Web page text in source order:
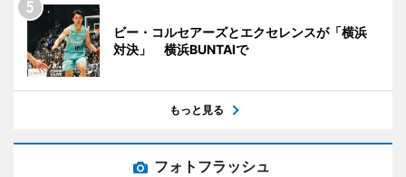
ビー・コルセアーズとエクセレンスが「横浜
対決」 横浜BUNTAIで
もっと見る
フォトフラッシュ